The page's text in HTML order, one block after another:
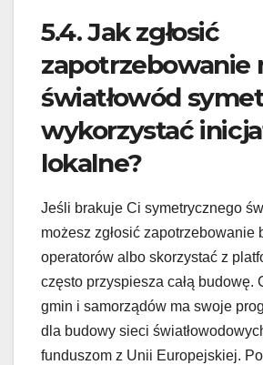
5.4. Jak zgłosić
zapotrzebowanie
światłowód
wykorzystać
lokalne?
Jeśli brakuje Ci symetrycznego
możesz zgłosić zapotrzebowanie
operatorów albo skorzystać z
często przyspiesza całą budowę.
gmin i samorządów ma swoje
dla budowy sieci
funduszom z Unii Europejskiej.